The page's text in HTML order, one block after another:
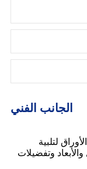
الجانب الفني
لتلبية
وتفضيلات